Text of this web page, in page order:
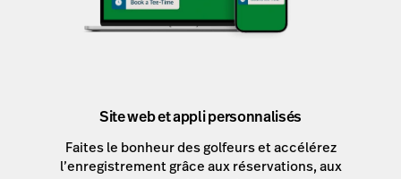
Site web et appli personnalisés
Faites le bonheur des golfeurs et accélérez
l’enregistrement grâce aux réservations, aux